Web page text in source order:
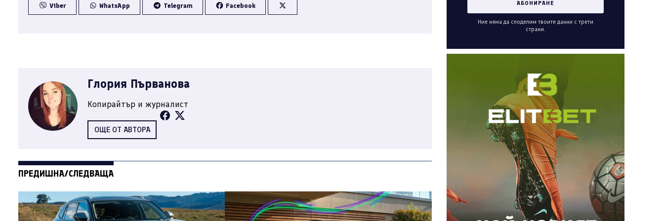
Viber WhatsApp Telegram Facebook
Глория Първанова
Копирайтър и журналист
ОЩЕ ОТ АВТОРА
ПРЕДИШНА/СЛЕДВАЩА
Ние няма да споделим твоите данни с трети
страни.